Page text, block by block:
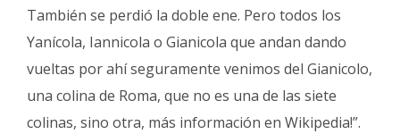
También se perdió la doble ene. Pero todos los
Yanícola, Iannicola o Gianicola que andan dando
vueltas por ahí seguramente venimos del Gianicolo,
una colina de Roma, que no es una de las siete
colinas, sino otra, más información en Wikipedia!”.